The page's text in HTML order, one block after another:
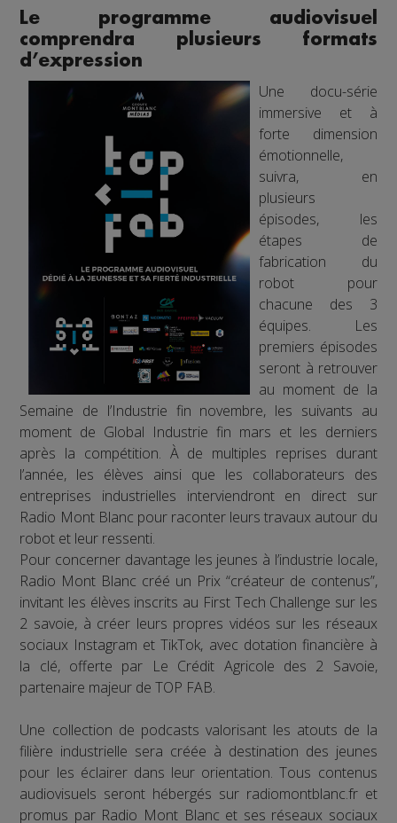
Le programme audiovisuel
comprendra plusieurs formats
d’expression
Une docu-série
immersive et à
forte dimension
émotionnelle,
suivra, en
plusieurs
épisodes, les
étapes de
fabrication du
robot pour
chacune des 3
équipes. Les
premiers épisodes
seront à retrouver
au moment de la
Semaine de l’Industrie fin novembre, les suivants au
moment de Global Industrie fin mars et les derniers
après la compétition. À de multiples reprises durant
l’année, les élèves ainsi que les collaborateurs des
entreprises industrielles interviendront en direct sur
Radio Mont Blanc pour raconter leurs travaux autour du
robot et leur ressenti.
Pour concerner davantage les jeunes à l’industrie locale,
Radio Mont Blanc créé un Prix “créateur de contenus”,
invitant les élèves inscrits au First Tech Challenge sur les
2 savoie, à créer leurs propres vidéos sur les réseaux
sociaux Instagram et TikTok, avec dotation financière à
la clé, offerte par Le Crédit Agricole des 2 Savoie,
partenaire majeur de TOP FAB.
Une collection de podcasts valorisant les atouts de la
filière industrielle sera créée à destination des jeunes
pour les éclairer dans leur orientation. Tous contenus
audiovisuels seront hébergés sur radiomontblanc.fr et
promus par Radio Mont Blanc et ses réseaux sociaux